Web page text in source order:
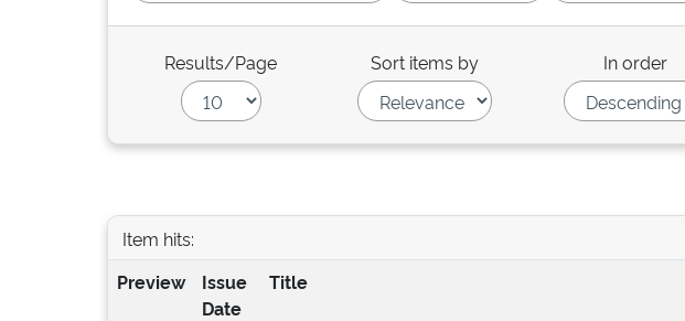
Results/Page Sort items by In order
Item hits:
Preview
Issue
Date
Title